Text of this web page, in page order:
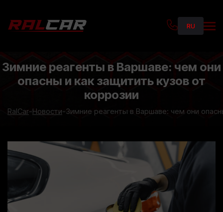
RU
Зимние реагенты в Варшаве: чем они
опасны и как защитить кузов от
коррозии
RalCar-Новости-Зимние реагенты в Варшаве: чем они